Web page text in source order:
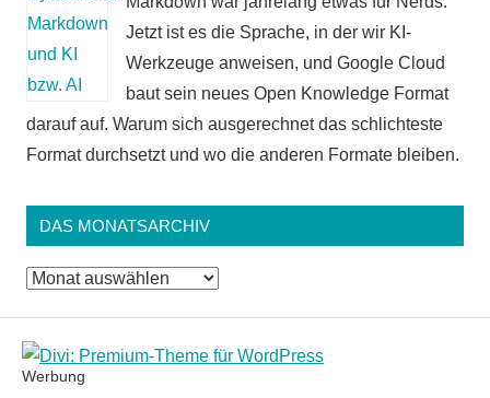
Jetzt ist es die Sprache, in der wir KI-
Werkzeuge anweisen, und Google Cloud
baut sein neues Open Knowledge Format
darauf auf. Warum sich ausgerechnet das schlichteste
Format durchsetzt und wo die anderen Formate bleiben.
DAS MONATSARCHIV
Das
Werbung